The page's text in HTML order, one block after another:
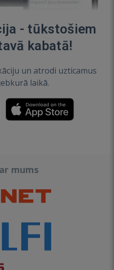
- tūkstošiem
kabatā!
un atrodi uzticamus
laikā.
mums